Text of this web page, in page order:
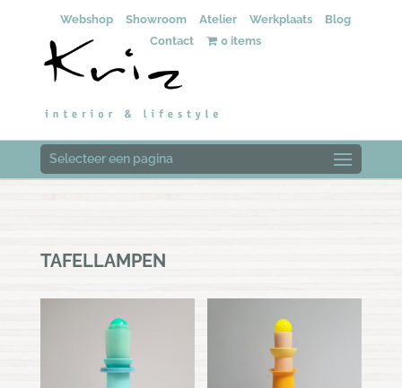
Webshop Showroom Atelier Werkplaats
Blog
Contact
0 items
Selecteer een pagina
TAFELLAMPEN